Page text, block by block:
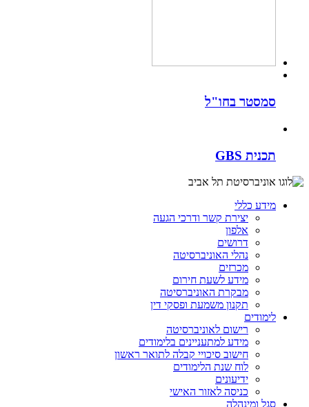
סמסטר בחו"ל
תכנית GBS
מידע כללי
יצירת קשר ודרכי הגעה
אלפון
דרושים
נהלי האוניברסיטה
מכרזים
מידע לשעת חירום
מבקרת האוניברסיטה
תקנון משמעת ופסקי דין
לימודים
רישום לאוניברסיטה
מידע למתעניינים בלימודים
חישוב סיכויי קבלה לתואר ראשון
לוח שנת הלימודים
ידיעונים
כניסה לאזור האישי
סגל ומינהלה